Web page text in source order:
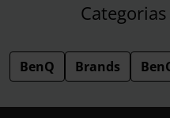
BenQ Brands